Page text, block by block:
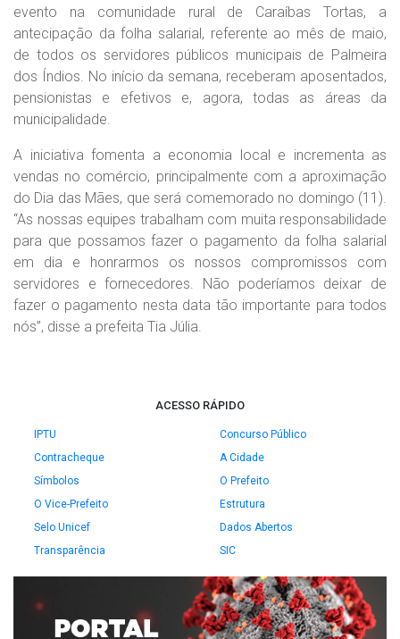
evento na comunidade rural de Caraíbas Tortas, a
antecipação da folha salarial, referente ao mês de maio,
de todos os servidores públicos municipais de Palmeira
dos Índios. No início da semana, receberam aposentados,
pensionistas e efetivos e, agora, todas as áreas da
municipalidade.
A iniciativa fomenta a economia local e incrementa as
vendas no comércio, principalmente com a aproximação
do Dia das Mães, que será comemorado no domingo (11).
“As nossas equipes trabalham com muita responsabilidade
para que possamos fazer o pagamento da folha salarial
em dia e honrarmos os nossos compromissos com
servidores e fornecedores. Não poderíamos deixar de
fazer o pagamento nesta data tão importante para todos
nós”, disse a prefeita Tia Júlia.
ACESSO RÁPIDO
IPTU
Concurso Público
Contracheque
A Cidade
Símbolos
O Prefeito
O Vice-Prefeito
Estrutura
Selo Unicef
Dados Abertos
Transparência
SIC